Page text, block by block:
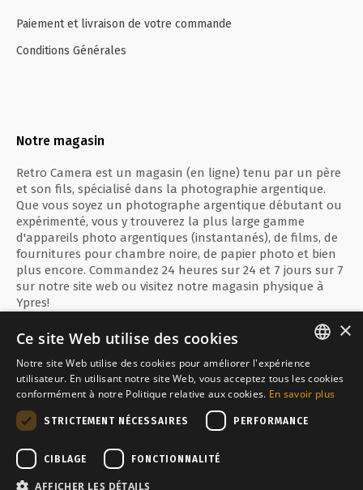
Paiement et livraison de votre commande
Conditions Générales
Notre magasin
Retro Camera est un magasin (en ligne) tenu par un père
et son fils, spécialisé dans la photographie argentique.
Que vous soyez un photographe argentique débutant ou
expérimenté, vous y trouverez la plus large gamme
d'appareils photo argentiques (instantanés), de films, de
fournitures pour chambre noire, de papier photo et bien
plus encore. Commandez 24 heures sur 24 et 7 jours sur 7
sur notre site web ou visitez notre magasin physique à
Ypres!
Paiement sécurisé avec
ENGLISH
FRANÇAIS
×
Ce site Web utilise des cookies
Notre site Web utilise des cookies pour améliorer l'expérience
utilisateur. En utilisant notre site Web, vous acceptez tous les cookies
conformément à notre Politique relative aux cookies. En savoir plus
STRICTEMENT NÉCESSAIRES PERFORMANCE
CIBLAGE FONCTIONNALITÉ
AFFICHER LES DÉTAILS